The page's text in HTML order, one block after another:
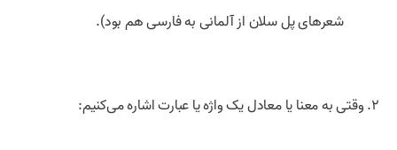
شعرهای پل سلان از آلمانی به فارسی هم بود).
۲. وقتی به معنا یا معادل یک واژه یا عبارت اشاره می‌کنیم: